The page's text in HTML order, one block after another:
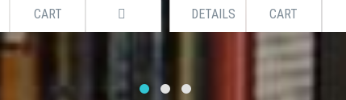
CART DETAILS CART